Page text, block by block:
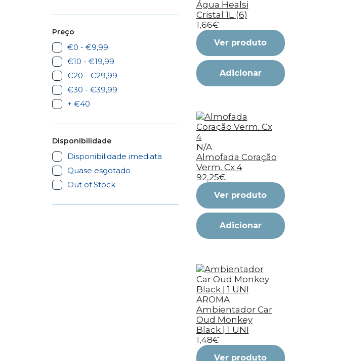
Preço
€0 - €9,99
€10 - €19,99
€20 - €29,99
€30 - €39,99
+ €40
Disponibilidade
Disponibilidade imediata
Quase esgotado
Out of Stock
Água Healsi
Cristal 1L (6)
1,66€
Ver produto
Adicionar
N/A
Almofada Coração
Verm. Cx 4
92,25€
Ver produto
Adicionar
AROMA
Ambientador Car
Oud Monkey
Black | 1 UNI
1,48€
Ver produto